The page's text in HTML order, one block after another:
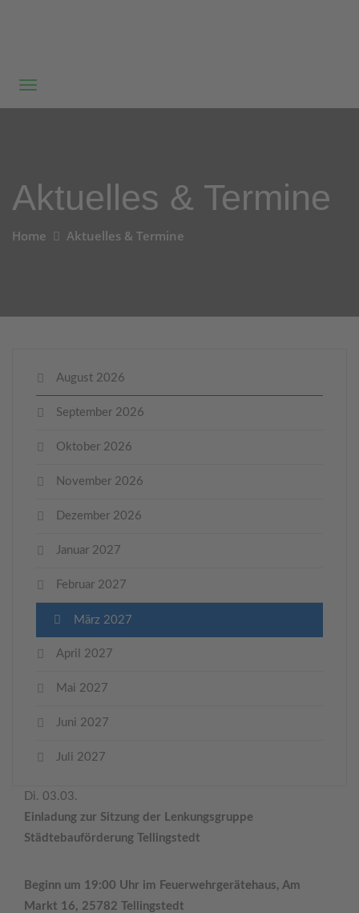
Aktuelles & Termine
Home Aktuelles & Termine
August 2026
September 2026
Oktober 2026
November 2026
Dezember 2026
Januar 2027
Februar 2027
März 2027
April 2027
Mai 2027
Juni 2027
Juli 2027
Di. 03.03.
Einladung zur Sitzung der Lenkungsgruppe
Städtebauförderung Tellingstedt
Beginn um 19:00 Uhr im Feuerwehrgerätehaus, Am
Markt 16, 25782 Tellingstedt